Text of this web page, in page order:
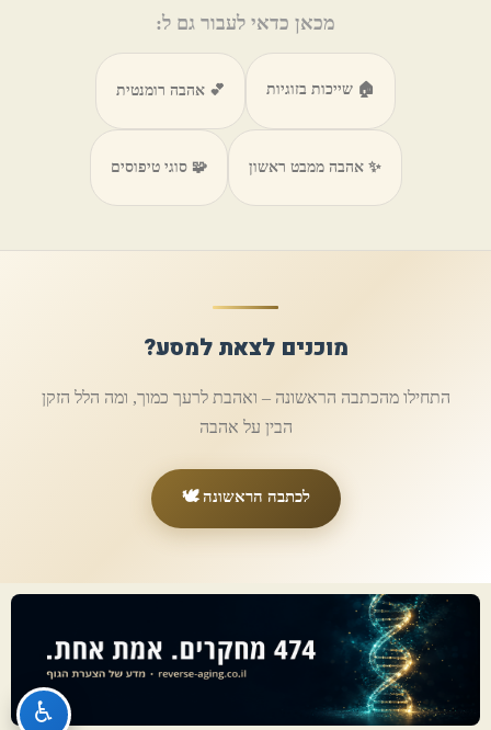
מכאן כדאי לעבור גם ל:
🏠 שייכות בזוגיות 💕 אהבה רומנטית
✨ אהבה ממבט ראשון 🧩 סוגי טיפוסים
מוכנים לצאת למסע?
התחילו מהכתבה הראשונה – ואהבת לרעך כמוך, ומה הלל הזקן
הבין על אהבה
לכתבה הראשונה 🕊️
♿